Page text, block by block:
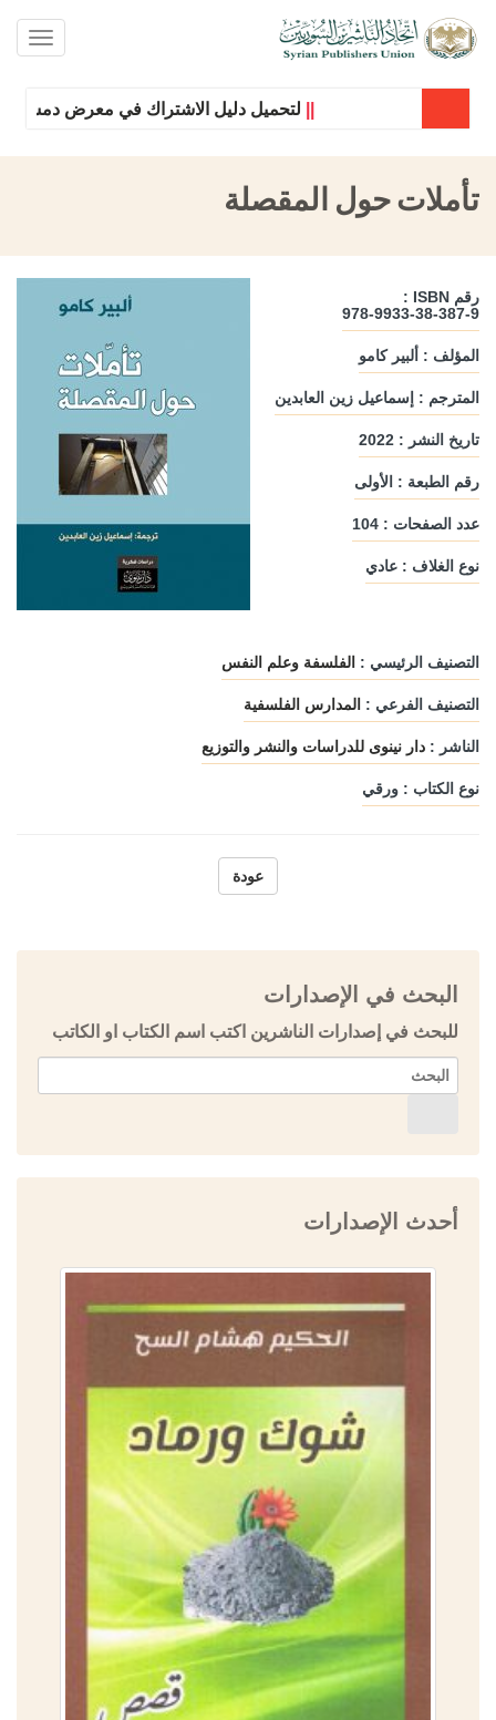
لتحميل دليل الاشتراك في معرض دمشق
تأملات حول المقصلة
رقم ISBN :
978-9933-38-387-9
المؤلف : ألبير كامو
المترجم : إسماعيل زين العابدين
تاريخ النشر : 2022
رقم الطبعة : الأولى
عدد الصفحات : 104
نوع الغلاف : عادي
التصنيف الرئيسي : الفلسفة وعلم النفس
التصنيف الفرعي : المدارس الفلسفية
الناشر : دار نينوى للدراسات والنشر والتوزيع
نوع الكتاب : ورقي
عودة
البحث في الإصدارات
للبحث في إصدارات الناشرين اكتب اسم الكتاب او الكاتب
أحدث الإصدارات